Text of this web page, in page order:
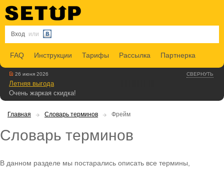
Вход или
FAQ Инструкции Тарифы Рассылка Партнерка
СВЕРНУТЬ
26 июня 2026
Летняя выгода
Очень жаркая скидка!
Главная Словарь терминов Фрейм
Словарь терминов
В данном разделе мы постарались описать все термины,